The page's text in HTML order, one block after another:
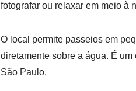
fotografar ou relaxar em meio à
O local permite passeios em
diretamente sobre a água. É
São Paulo.